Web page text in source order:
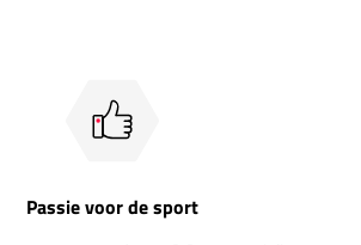
Passie voor de sport